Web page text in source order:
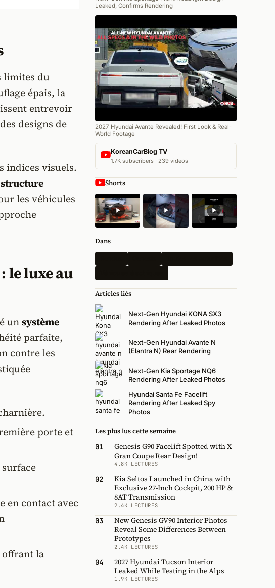
limites du
épais, la
entrevoir
designs de
indices visuels.
structure
les véhicules
le luxe au
unsystème
parfaite,
contre les
porte et
en contact avec
la
Leaked, Confirms Rendering
2027 Hyundai Avante Revealed! First Look & Real-
World Footage
KoreanCarBlog TV
1.7K subscribers · 239 videos
Shorts
Dans
Articles liés
Next-Gen Hyundai KONA SX3
Rendering After Leaked Photos
Next-Gen Hyundai Avante N
(Elantra N) Rear Rendering
Next-Gen Kia Sportage NQ6
Rendering After Leaked Photos
Hyundai Santa Fe Facelift
Rendering After Leaked Spy
Photos
Les plus lus cette semaine
01
Genesis G90 Facelift Spotted with X
Gran Coupe Rear Design!
4.8K LECTURES
02
Kia Seltos Launched in China with
Exclusive 27-Inch Cockpit, 200 HP &
8AT Transmission
2.4K LECTURES
03
New Genesis GV90 Interior Photos
Reveal Some Differences Between
Prototypes
2.4K LECTURES
04
2027 Hyundai Tucson Interior
Leaked While Testing in the Alps
1.9K LECTURES